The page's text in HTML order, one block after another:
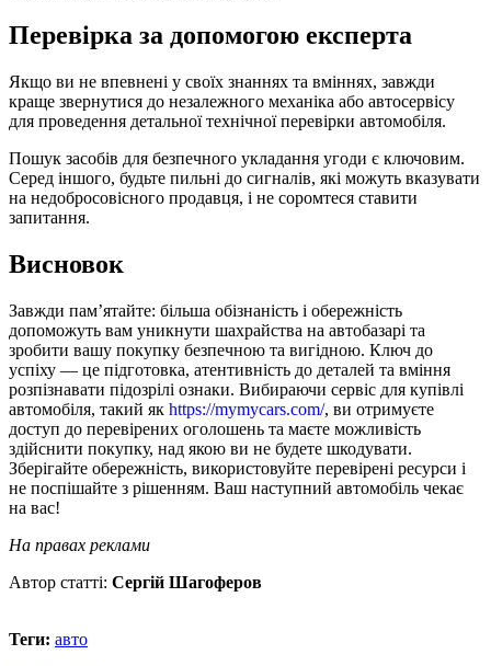
Перевірка за допомогою експерта
Якщо ви не впевнені у своїх знаннях та вміннях, завжди
краще звернутися до незалежного механіка або автосервісу
для проведення детальної технічної перевірки автомобіля.
Пошук засобів для безпечного укладання угоди є ключовим.
Серед іншого, будьте пильні до сигналів, які можуть вказувати
на недобросовісного продавця, і не соромтеся ставити
запитання.
Висновок
Завжди пам’ятайте: більша обізнаність і обережність
допоможуть вам уникнути шахрайства на автобазарі та
зробити вашу покупку безпечною та вигідною. Ключ до
успіху — це підготовка, атентивність до деталей та вміння
розпізнавати підозрілі ознаки. Вибираючи сервіс для купівлі
автомобіля, такий як https://mymycars.com/, ви отримуєте
доступ до перевірених оголошень та маєте можливість
здійснити покупку, над якою ви не будете шкодувати.
Зберігайте обережність, використовуйте перевірені ресурси і
не поспішайте з рішенням. Ваш наступний автомобіль чекає
на вас!
На правах реклами
Автор статті: Сергій Шагоферов
Теги: авто